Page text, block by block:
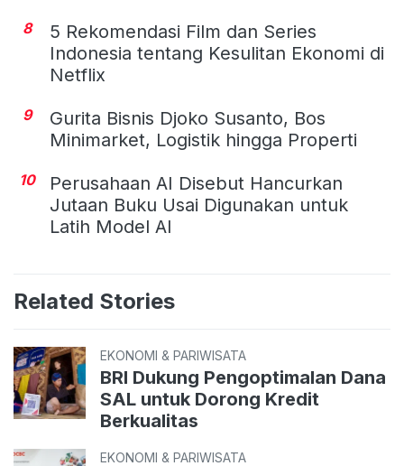
8
5 Rekomendasi Film dan Series
Indonesia tentang Kesulitan Ekonomi di
Netflix
9
Gurita Bisnis Djoko Susanto, Bos
Minimarket, Logistik hingga Properti
10
Perusahaan AI Disebut Hancurkan
Jutaan Buku Usai Digunakan untuk
Latih Model AI
Related Stories
EKONOMI & PARIWISATA
BRI Dukung Pengoptimalan Dana
SAL untuk Dorong Kredit
Berkualitas
EKONOMI & PARIWISATA